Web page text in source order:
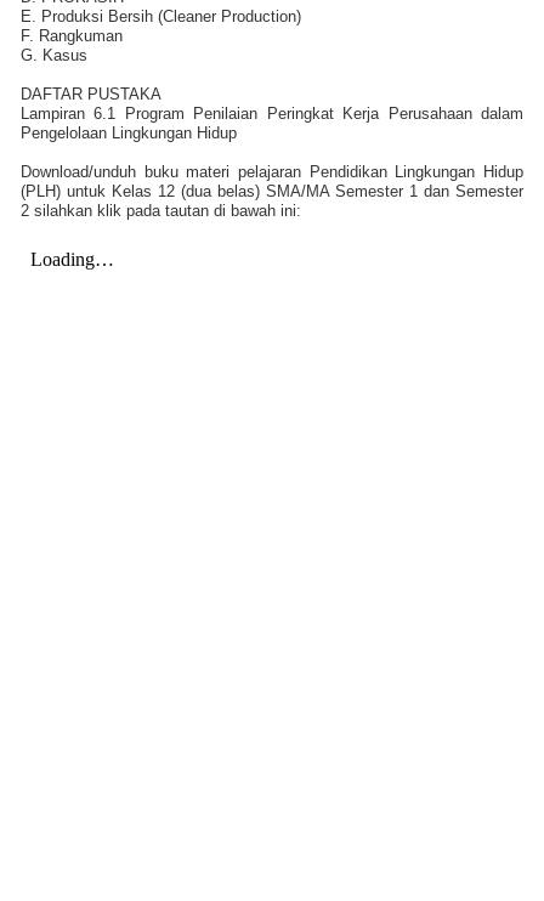
E. Produksi Bersih (Cleaner Production)
F. Rangkuman
G. Kasus
DAFTAR PUSTAKA
Lampiran 6.1 Program Penilaian Peringkat Kerja Perusahaan dalam
Pengelolaan Lingkungan Hidup
Download/unduh buku materi pelajaran Pendidikan Lingkungan Hidup
(PLH) untuk Kelas 12 (dua belas) SMA/MA Semester 1 dan Semester
2 silahkan klik pada tautan di bawah ini: